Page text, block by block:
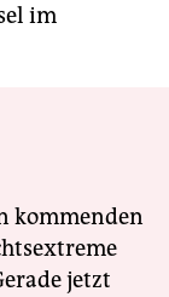
im
kommenden
jetzt